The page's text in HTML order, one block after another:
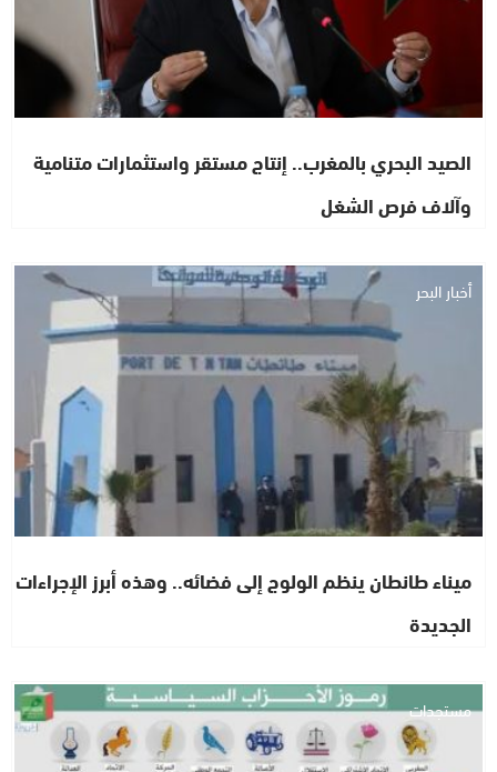
الصيد البحري بالمغرب.. إنتاج مستقر واستثمارات متنامية
وآلاف فرص الشغل
أخبار البحر
ميناء طانطان ينظم الولوج إلى فضائه.. وهذه أبرز الإجراءات
الجديدة
مستجدات